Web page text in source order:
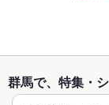
群馬で、特集・